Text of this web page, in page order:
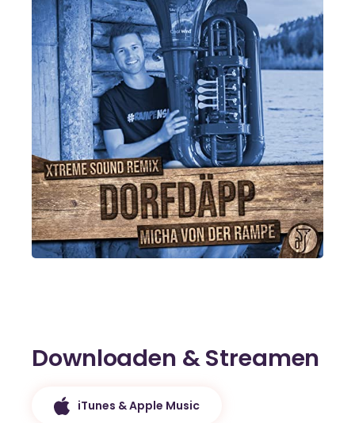
Downloaden & Streamen
iTunes & Apple Music